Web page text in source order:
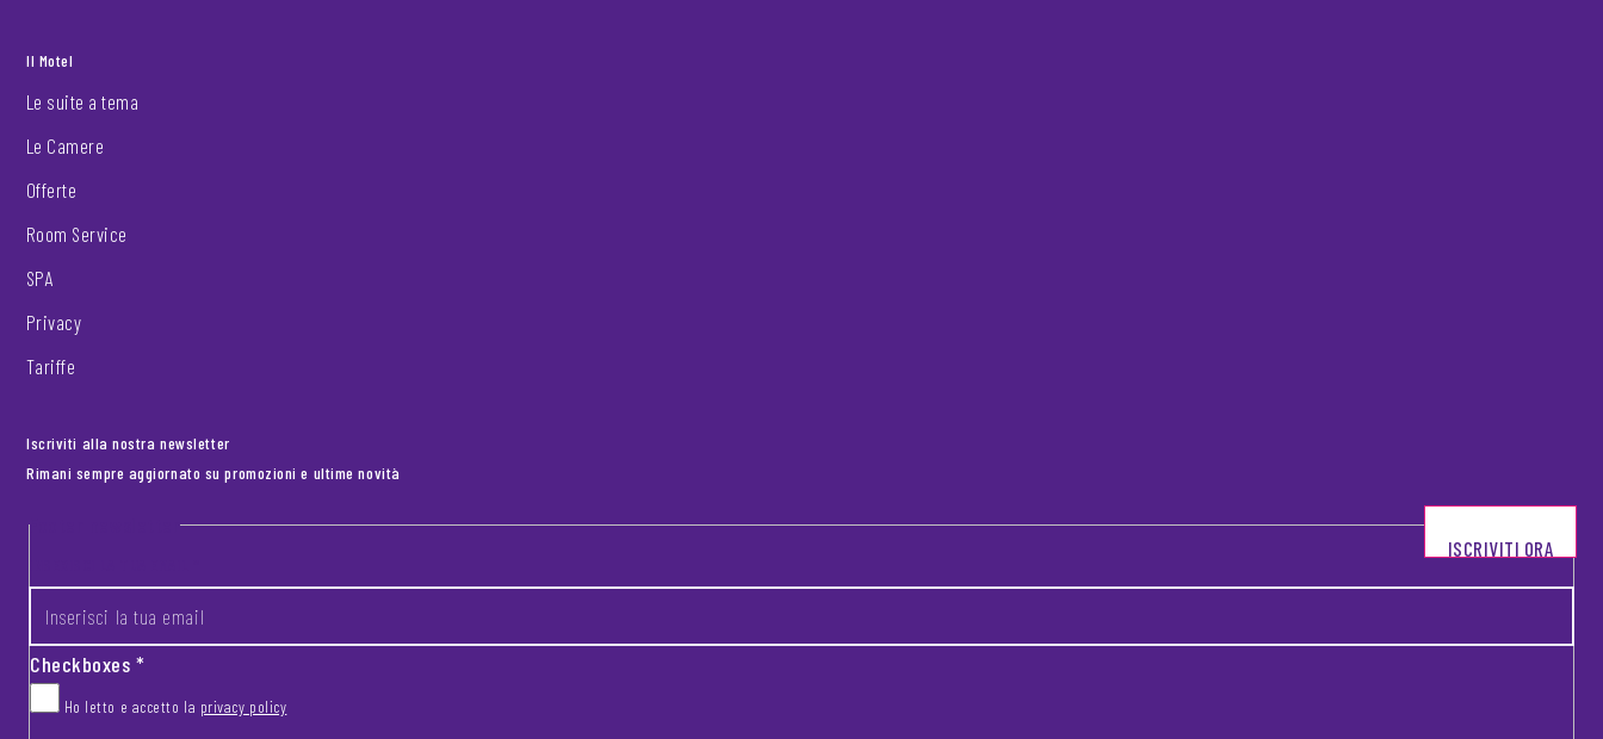
Il Motel
Le suite a tema
Le Camere
Offerte
Room Service
SPA
Privacy
Tariffe
Iscriviti alla nostra newsletter
Rimani sempre aggiornato su promozioni e ultime novità
Footer newsletter
Checkboxes*
Ho letto e accetto la privacy policy
ISCRIVITI ORA